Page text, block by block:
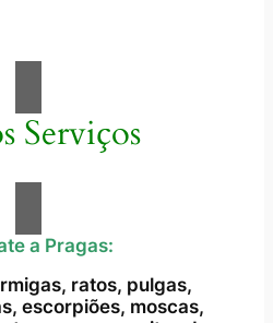
Serviços
a Pragas:
ratos, pulgas,
escorpiões, moscas,